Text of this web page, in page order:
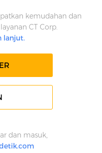
kemudahan dan
CT Corp.
lanjut.
dan masuk,